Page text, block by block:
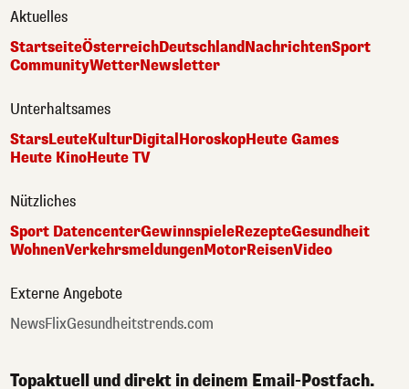
Aktuelles
StartseiteÖsterreichDeutschlandNachrichtenSport
CommunityWetterNewsletter
Unterhaltsames
StarsLeuteKulturDigital HoroskopHeute Games
Heute KinoHeute TV
Nützliches
Sport DatencenterGewinnspieleRezepteGesundheit
WohnenVerkehrsmeldungenMotorReisenVideo
Externe Angebote
NewsFlixGesundheitstrends.com
Topaktuell und direkt in deinem Email-Postfach.